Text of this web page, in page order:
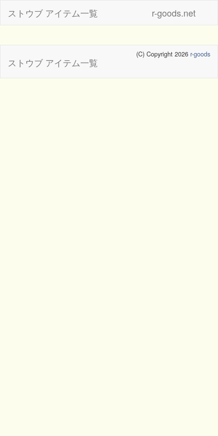
ストウブ アイテム一覧 r-goods.net
ストウブ アイテム一覧
(C) Copyright 2026 r-goods